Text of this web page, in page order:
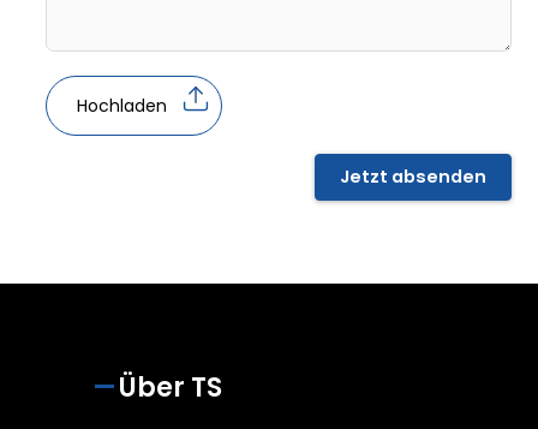
Hochladen
Jetzt absenden
Über TS